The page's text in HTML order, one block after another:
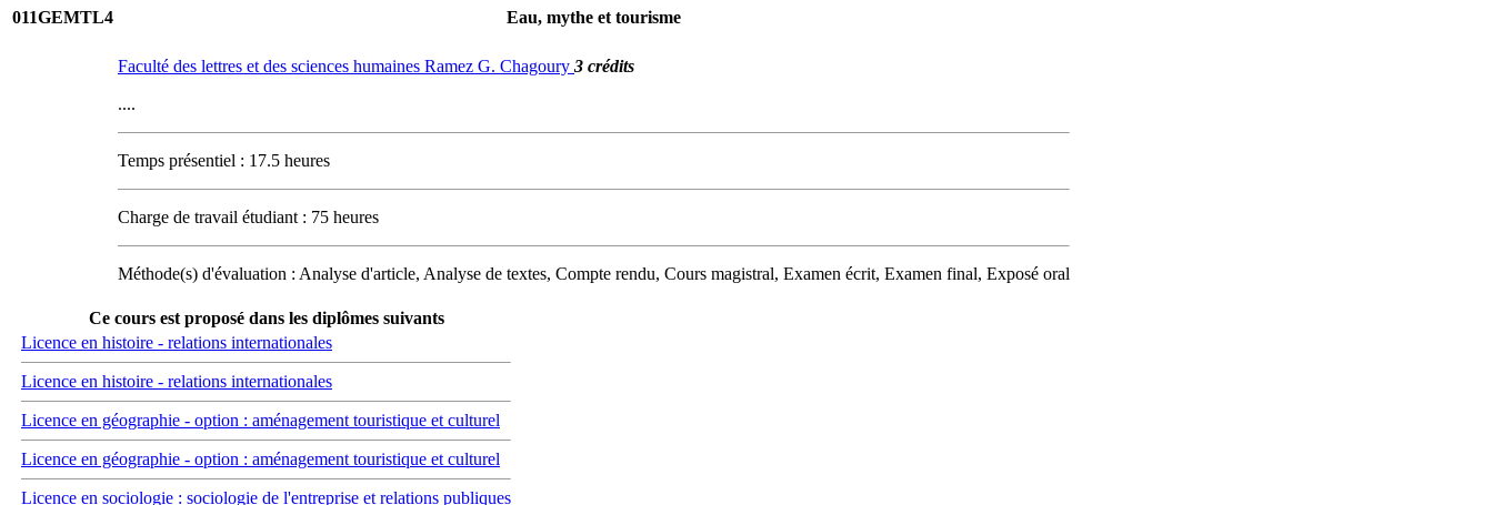
011GEMTL4 Eau, mythe et tourisme
Faculté des lettres et des sciences humaines Ramez G. Chagoury 3 crédits
....
Temps présentiel : 17.5 heures
Charge de travail étudiant : 75 heures
Méthode(s) d'évaluation : Analyse d'article, Analyse de textes, Compte rendu, Cours magistral, Examen écrit, Examen final, Exposé oral
Ce cours est proposé dans les diplômes suivants
Licence en histoire - relations internationales
Licence en histoire - relations internationales
Licence en géographie - option : aménagement touristique et culturel
Licence en géographie - option : aménagement touristique et culturel
Licence en sociologie : sociologie de l'entreprise et relations publiques